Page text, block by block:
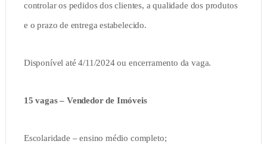
controlar os pedidos dos clientes, a qualidade dos produtos
e o prazo de entrega estabelecido.
Disponível até 4/11/2024 ou encerramento da vaga.
15 vagas – Vendedor de Imóveis
Escolaridade – ensino médio completo;